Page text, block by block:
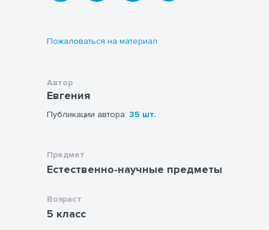
Пожаловаться на материал
Автор
Евгения
Публикации автора: 35 шт.
Предмет
Естественно-научные предметы
Возраст
5 класс